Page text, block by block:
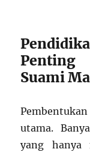
Penting
Suami
utama.
yang hanya